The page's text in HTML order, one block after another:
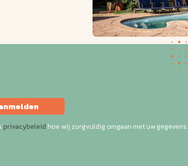
privacybeleid hoe wij zorgvuldig omgaan met uw gegevens.